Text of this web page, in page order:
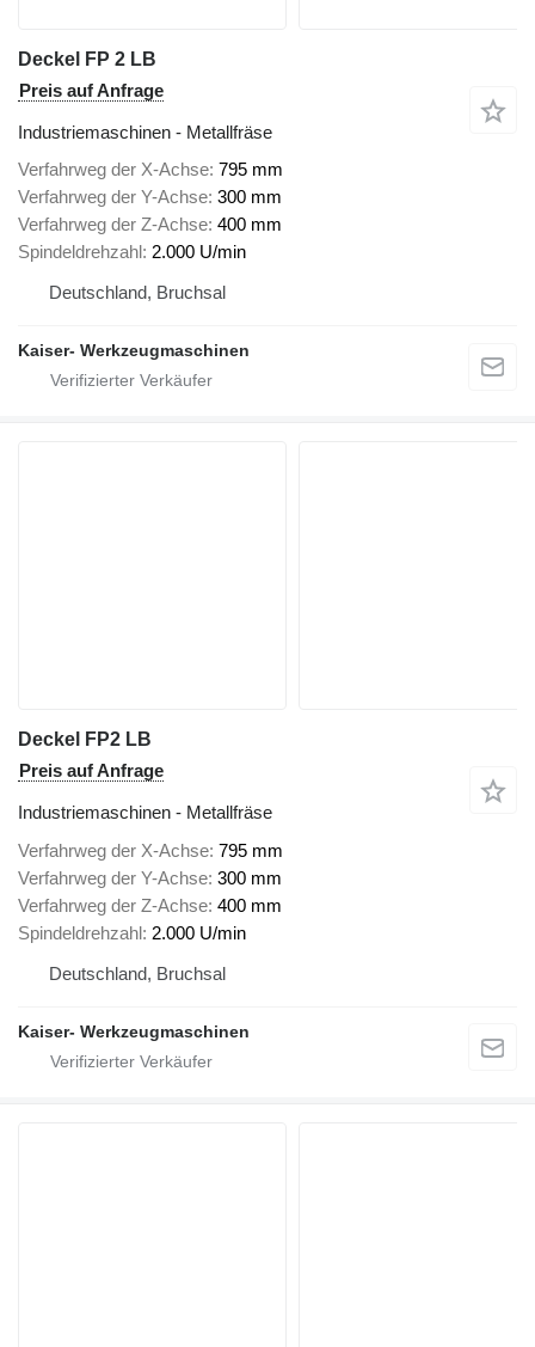
Deckel FP 2 LB
Preis auf Anfrage
Industriemaschinen - Metallfräse
Verfahrweg der X-Achse 795 mm
Verfahrweg der Y-Achse 300 mm
Verfahrweg der Z-Achse 400 mm
Spindeldrehzahl 2.000 U/min
Deutschland, Bruchsal
Kaiser- Werkzeugmaschinen
Deckel FP2 LB
Preis auf Anfrage
Industriemaschinen - Metallfräse
Verfahrweg der X-Achse 795 mm
Verfahrweg der Y-Achse 300 mm
Verfahrweg der Z-Achse 400 mm
Spindeldrehzahl 2.000 U/min
Deutschland, Bruchsal
Kaiser- Werkzeugmaschinen